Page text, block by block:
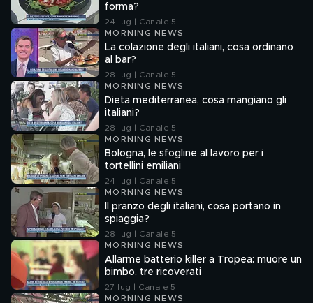
forma?
24 lug | Canale 5
MORNING NEWS
La colazione degli italiani, cosa ordinano
al bar?
28 lug | Canale 5
MORNING NEWS
Dieta mediterranea, cosa mangiano gli
italiani?
28 lug | Canale 5
MORNING NEWS
Bologna, le sfogline al lavoro per i
tortellini emiliani
24 lug | Canale 5
MORNING NEWS
Il pranzo degli italiani, cosa portano in
spiaggia?
28 lug | Canale 5
MORNING NEWS
Allarme batterio killer a Tropea: muore un
bimbo, tre ricoverati
27 lug | Canale 5
MORNING NEWS